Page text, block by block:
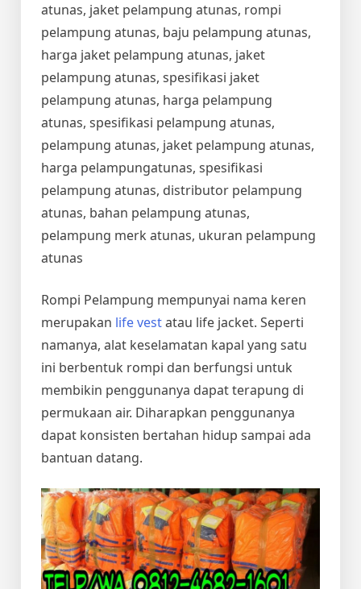
atunas, jaket pelampung atunas, rompi
pelampung atunas, baju pelampung atunas,
harga jaket pelampung atunas, jaket
pelampung atunas, spesifikasi jaket
pelampung atunas, harga pelampung
atunas, spesifikasi pelampung atunas,
pelampung atunas, jaket pelampung atunas,
harga pelampungatunas, spesifikasi
pelampung atunas, distributor pelampung
atunas, bahan pelampung atunas,
pelampung merk atunas, ukuran pelampung
atunas
Rompi Pelampung mempunyai nama keren
merupakan life vestatau life jacket. Seperti
namanya, alat keselamatan kapal yang satu
ini berbentuk rompi dan berfungsi untuk
membikin penggunanya dapat terapung di
permukaan air. Diharapkan penggunanya
dapat konsisten bertahan hidup sampai ada
bantuan datang.